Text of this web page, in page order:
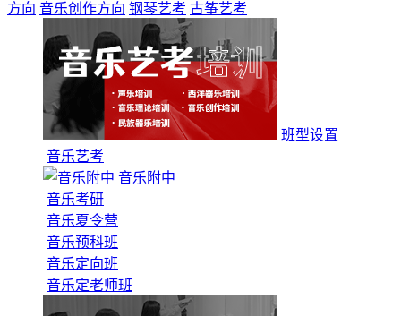
方向 音乐创作方向 钢琴艺考 古筝艺考
班型设置
音乐艺考
音乐附中
音乐考研
音乐夏令营
音乐预科班
音乐定向班
音乐定老师班